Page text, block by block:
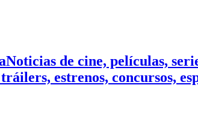
Noticias de cine, películas,
estrenos, concursos,